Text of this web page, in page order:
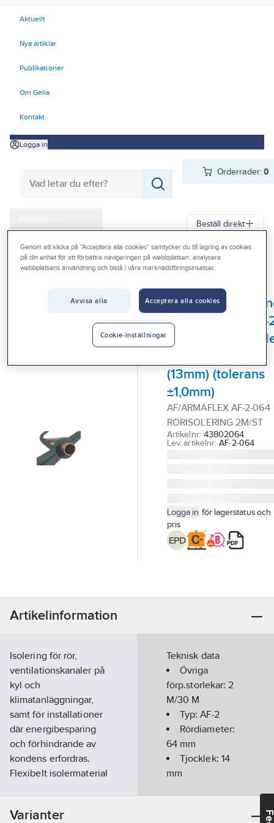
Aktuellt
Nya artiklar
Publikationer
Om Gelia
Kontakt
Logga in
Orderrader:0
Outlet
Beställ direkt
Gelia Produkter Teknisk isolering Cellgummi AF/Armaflex
ARMACELL
AF/ArmaFlex AF-
slang med
(13mm) (tolerans
±1,0mm)
AF/ARMAFLEX AF-2-064
RÖRISOLERING 2M/ST
Artikelnr: 43802064
Lev. artikelnr: AF-2-064
Logga in för lagerstatus och
pris
Artikelinformation
Isolering för rör,
ventilationskanaler på
kyl och
klimatanläggningar,
samt för installationer
där energibesparing
och förhindrande av
kondens erfordras.
Flexibelt isolermaterial
ånggenomgångsmotstånd
Teknisk data
Övriga
förp.storlekar:2
M/30 M
Typ:AF-2
Rördiameter:
64 mm
Tjocklek: 14
mm
Varianter
Genom att klicka på "Acceptera alla cookies" samtycker du till lagring av cookies
på din enhet för att förbättra navigeringen på webbplatsen, analysera
webbplatsens användning och bistå i våra marknadsföringsinsatser.
Avvisa alla Acceptera alla cookies
Cookie-inställningar